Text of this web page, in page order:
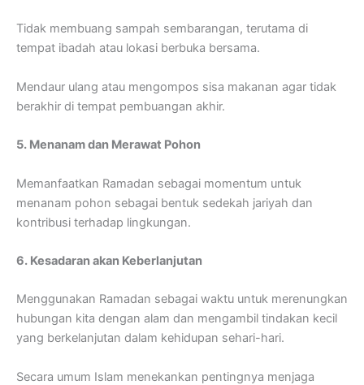
Tidak membuang sampah sembarangan, terutama di
tempat ibadah atau lokasi berbuka bersama.
Mendaur ulang atau mengompos sisa makanan agar tidak
berakhir di tempat pembuangan akhir.
5. Menanam dan Merawat Pohon
Memanfaatkan Ramadan sebagai momentum untuk
menanam pohon sebagai bentuk sedekah jariyah dan
kontribusi terhadap lingkungan.
6. Kesadaran akan Keberlanjutan
Menggunakan Ramadan sebagai waktu untuk merenungkan
hubungan kita dengan alam dan mengambil tindakan kecil
yang berkelanjutan dalam kehidupan sehari-hari.
Secara umum Islam menekankan pentingnya menjaga